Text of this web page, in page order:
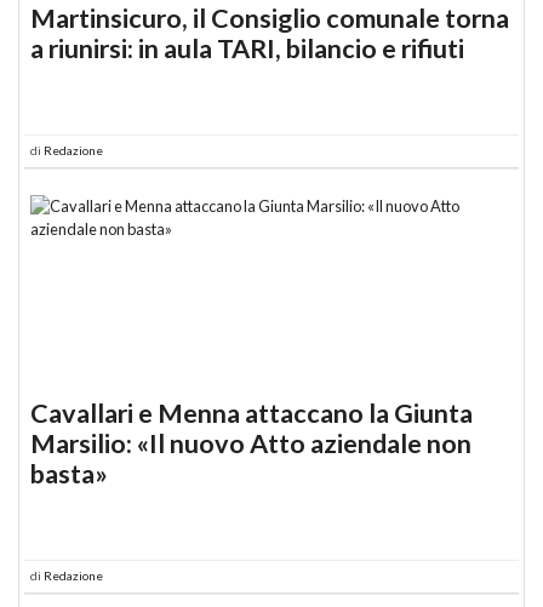
Martinsicuro, il Consiglio comunale torna
a riunirsi: in aula TARI, bilancio e rifiuti
di Redazione
Cavallari e Menna attaccano la Giunta
Marsilio: «Il nuovo Atto aziendale non
basta»
di Redazione